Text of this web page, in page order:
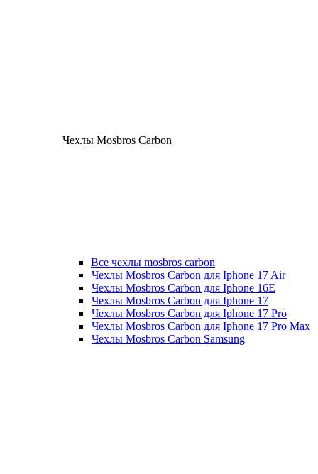
Чехлы Mosbros Carbon
Все чехлы mosbros carbon
Чехлы Mosbros Carbon для Iphone 17 Air
Чехлы Mosbros Carbon для Iphone 16E
Чехлы Mosbros Carbon для Iphone 17
Чехлы Mosbros Carbon для Iphone 17 Pro
Чехлы Mosbros Carbon для Iphone 17 Pro Max
Чехлы Mosbros Carbon Samsung